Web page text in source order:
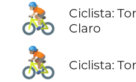
🚴🏼
Ciclista:
Claro
🚴🏽 Ciclista: